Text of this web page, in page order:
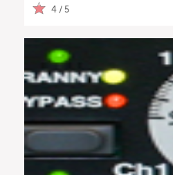
4 / 5